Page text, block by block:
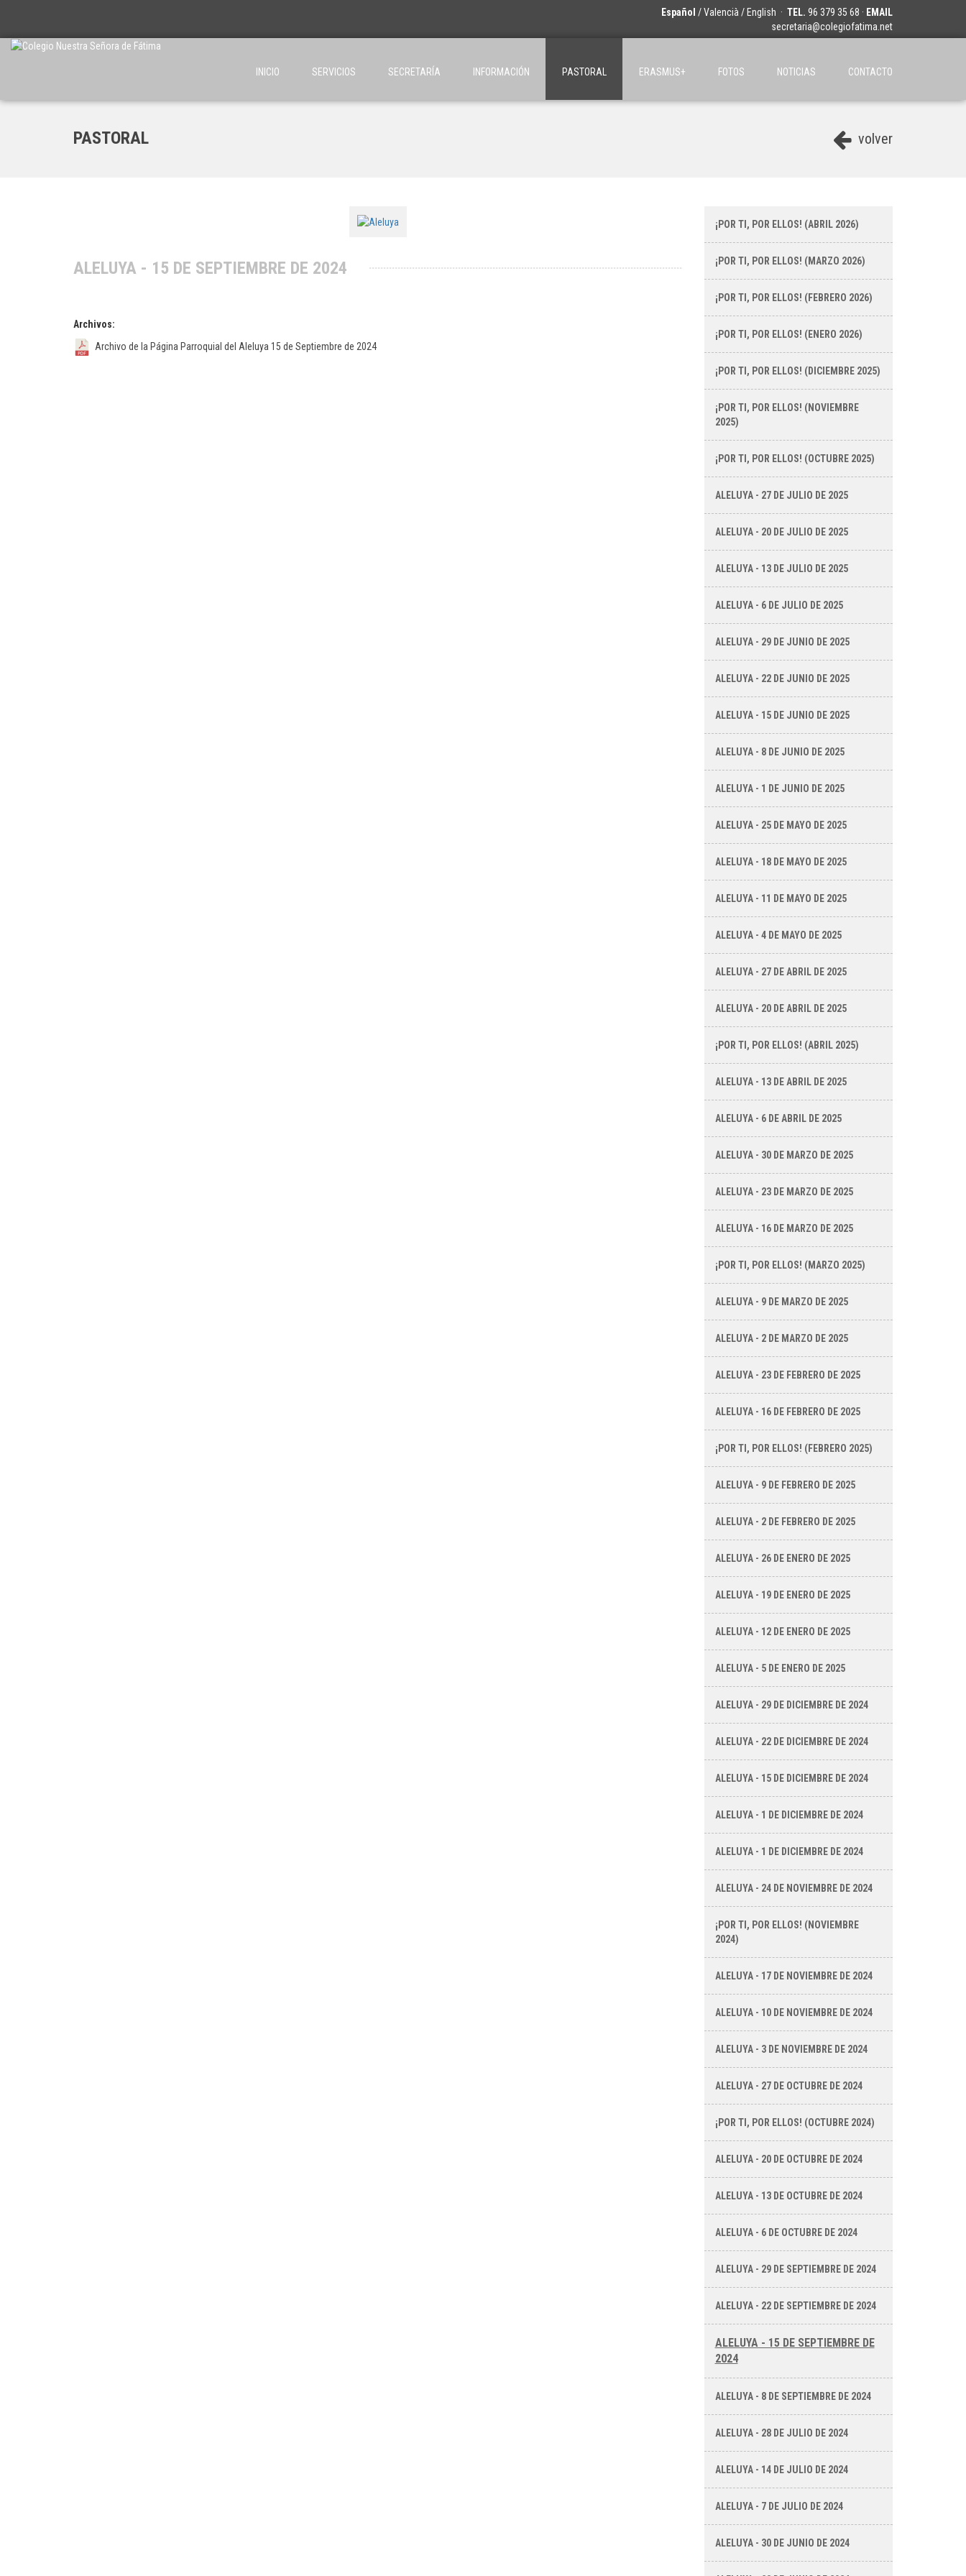
Español /Valencià / English · TEL. 96 379 35 68 · EMAIL
secretaria@colegiofatima.net
INICIO SERVICIOS SECRETARÍA INFORMACIÓN PASTORAL ERASMUS+ FOTOS NOTICIAS CONTACTO
volver
PASTORAL
ALELUYA - 15 DE SEPTIEMBRE DE 2024
Archivos:
Archivo de la Página Parroquial del Aleluya 15 de Septiembre de 2024
¡POR TI, POR ELLOS! (ABRIL 2026)
¡POR TI, POR ELLOS! (MARZO 2026)
¡POR TI, POR ELLOS! (FEBRERO 2026)
¡POR TI, POR ELLOS! (ENERO 2026)
¡POR TI, POR ELLOS! (DICIEMBRE 2025)
¡POR TI, POR ELLOS! (NOVIEMBRE
2025)
¡POR TI, POR ELLOS! (OCTUBRE 2025)
ALELUYA - 27 DE JULIO DE 2025
ALELUYA - 20 DE JULIO DE 2025
ALELUYA - 13 DE JULIO DE 2025
ALELUYA - 6 DE JULIO DE 2025
ALELUYA - 29 DE JUNIO DE 2025
ALELUYA - 22 DE JUNIO DE 2025
ALELUYA - 15 DE JUNIO DE 2025
ALELUYA - 8 DE JUNIO DE 2025
ALELUYA - 1 DE JUNIO DE 2025
ALELUYA - 25 DE MAYO DE 2025
ALELUYA - 18 DE MAYO DE 2025
ALELUYA - 11 DE MAYO DE 2025
ALELUYA - 4 DE MAYO DE 2025
ALELUYA - 27 DE ABRIL DE 2025
ALELUYA - 20 DE ABRIL DE 2025
¡POR TI, POR ELLOS! (ABRIL 2025)
ALELUYA - 13 DE ABRIL DE 2025
ALELUYA - 6 DE ABRIL DE 2025
ALELUYA - 30 DE MARZO DE 2025
ALELUYA - 23 DE MARZO DE 2025
ALELUYA - 16 DE MARZO DE 2025
¡POR TI, POR ELLOS! (MARZO 2025)
ALELUYA - 9 DE MARZO DE 2025
ALELUYA - 2 DE MARZO DE 2025
ALELUYA - 23 DE FEBRERO DE 2025
ALELUYA - 16 DE FEBRERO DE 2025
¡POR TI, POR ELLOS! (FEBRERO 2025)
ALELUYA - 9 DE FEBRERO DE 2025
ALELUYA - 2 DE FEBRERO DE 2025
ALELUYA - 26 DE ENERO DE 2025
ALELUYA - 19 DE ENERO DE 2025
ALELUYA - 12 DE ENERO DE 2025
ALELUYA - 5 DE ENERO DE 2025
ALELUYA - 29 DE DICIEMBRE DE 2024
ALELUYA - 22 DE DICIEMBRE DE 2024
ALELUYA - 15 DE DICIEMBRE DE 2024
ALELUYA - 1 DE DICIEMBRE DE 2024
ALELUYA - 1 DE DICIEMBRE DE 2024
ALELUYA - 24 DE NOVIEMBRE DE 2024
¡POR TI, POR ELLOS! (NOVIEMBRE
2024)
ALELUYA - 17 DE NOVIEMBRE DE 2024
ALELUYA - 10 DE NOVIEMBRE DE 2024
ALELUYA - 3 DE NOVIEMBRE DE 2024
ALELUYA - 27 DE OCTUBRE DE 2024
¡POR TI, POR ELLOS! (OCTUBRE 2024)
ALELUYA - 20 DE OCTUBRE DE 2024
ALELUYA - 13 DE OCTUBRE DE 2024
ALELUYA - 6 DE OCTUBRE DE 2024
ALELUYA - 29 DE SEPTIEMBRE DE 2024
ALELUYA - 22 DE SEPTIEMBRE DE 2024
ALELUYA - 15 DE SEPTIEMBRE DE
2024
ALELUYA - 8 DE SEPTIEMBRE DE 2024
ALELUYA - 28 DE JULIO DE 2024
ALELUYA - 14 DE JULIO DE 2024
ALELUYA - 7 DE JULIO DE 2024
ALELUYA - 30 DE JUNIO DE 2024